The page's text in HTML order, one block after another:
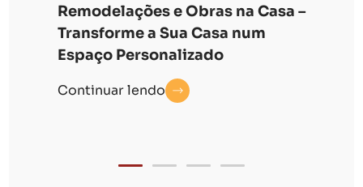
Remodelações e Obras na Casa –
Transforme a Sua Casa num
Espaço Personalizado
Continuar lendo